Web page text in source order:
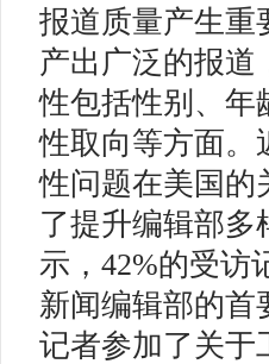
报道质量产生重
产出广泛的报道
性包括性别、年
性取向等方面。
性问题在美国的
了提升编辑部多
示，42%的受访
新闻编辑部的首
记者参加了关于